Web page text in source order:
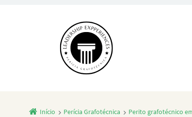
Início Perícia Grafotécnica Perito grafotécnico